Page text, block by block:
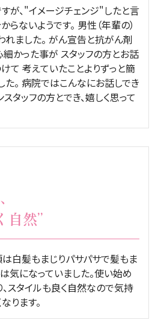
が、"イメージチェンジ"したと言
らないようです。 男性（年輩の）
れました。 がん宣告と抗がん剤
細かった事が スタッフの方とお話
て 考えていたことよりずっと簡
。 病院ではこんなにお話しでき
タッフの方とでき、嬉しく思って
自然”
は白髪もまじりパサパサで髪もま
気になっていました。使い始め
スタイルも良く自然なので気持
ります。